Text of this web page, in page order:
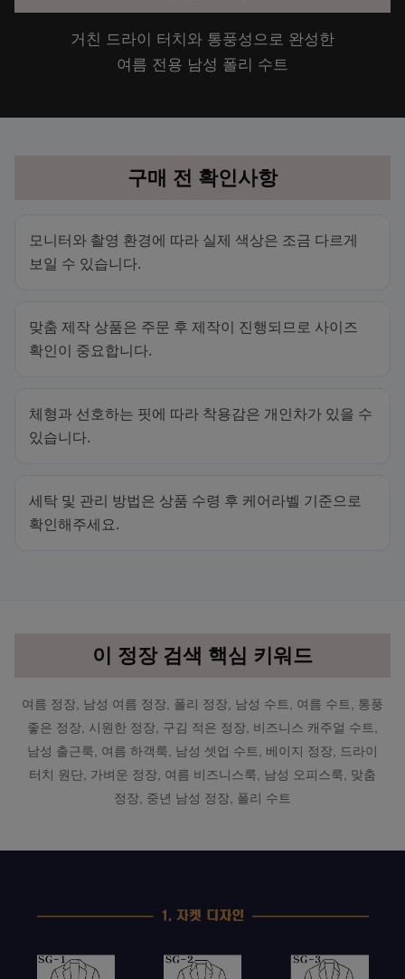
거친 드라이 터치와 통풍성으로 완성한
여름 전용 남성 폴리 수트
구매 전 확인사항
모니터와 촬영 환경에 따라 실제 색상은 조금 다르게
보일 수 있습니다.
맞춤 제작 상품은 주문 후 제작이 진행되므로 사이즈
확인이 중요합니다.
체형과 선호하는 핏에 따라 착용감은 개인차가 있을 수
있습니다.
세탁 및 관리 방법은 상품 수령 후 케어라벨 기준으로
확인해주세요.
이 정장 검색 핵심 키워드
여름 정장, 남성 여름 정장, 폴리 정장, 남성 수트, 여름 수트, 통풍
좋은 정장, 시원한 정장, 구김 적은 정장, 비즈니스 캐주얼 수트,
남성 출근룩, 여름 하객룩, 남성 셋업 수트, 베이지 정장, 드라이
터치 원단, 가벼운 정장, 여름 비즈니스룩, 남성 오피스룩, 맞춤
정장, 중년 남성 정장, 폴리 수트